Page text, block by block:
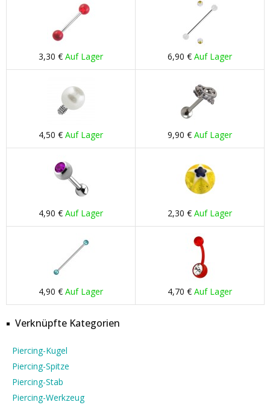
3,30 € Auf Lager 6,90 € Auf Lager
4,50 € Auf Lager 9,90 € Auf Lager
4,90 € Auf Lager 2,30 € Auf Lager
4,90 € Auf Lager 4,70 € Auf Lager
Verknüpfte Kategorien
Piercing-Kugel
Piercing-Spitze
Piercing-Stab
Piercing-Werkzeug